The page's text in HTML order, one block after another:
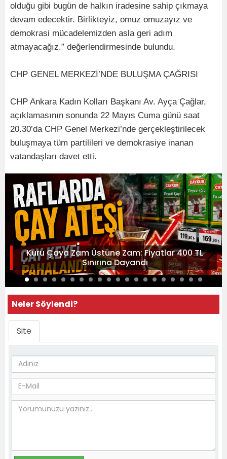
olduğu gibi bugün de halkın iradesine sahip çıkmaya
devam edecektir. Birlikteyiz, omuz omuzayız ve
demokrasi mücadelemizden asla geri adım
atmayacağız.” değerlendirmesinde bulundu.
CHP GENEL MERKEZİ’NDE BULUŞMA ÇAĞRISI
CHP Ankara Kadın Kolları Başkanı Av. Ayça Çağlar,
açıklamasının sonunda 22 Mayıs Cuma günü saat
20.30’da CHP Genel Merkezi’nde gerçekleştirilecek
buluşmaya tüm partilileri ve demokrasiye inanan
vatandaşları davet etti.
Kuru Çaya Zam Üstüne Zam: Fiyatlar 400 TL
Sınırına Dayandı
Neler Söylendi?
Site